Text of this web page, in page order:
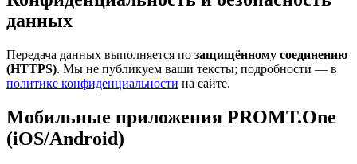
данных
Передача данных выполняется по защищённому соединению
(HTTPS). Мы не публикуем ваши тексты; подробности — в
политике конфиденциальности на сайте.
Мобильные приложения PROMT.One
(iOS/Android)